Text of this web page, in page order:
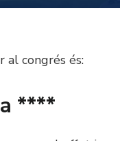
al congrés és:
****